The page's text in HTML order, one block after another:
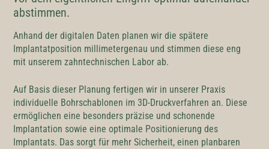
abstimmen.
Anhand der digitalen Daten planen wir die spätere
Implantatposition millimetergenau und stimmen diese eng
mit unserem zahntechnischen Labor ab.
Auf Basis dieser Planung fertigen wir in unserer Praxis
individuelle Bohrschablonen im 3D-Druckverfahren an. Diese
ermöglichen eine besonders präzise und schonende
Implantation sowie eine optimale Positionierung des
Implantats. Das sorgt für mehr Sicherheit, einen planbaren